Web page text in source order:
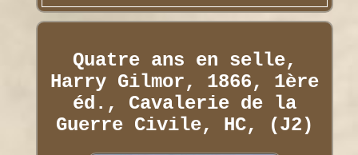
Quatre ans en selle,
Harry Gilmor, 1866, 1ère
éd., Cavalerie de la
Guerre Civile, HC, (J2)